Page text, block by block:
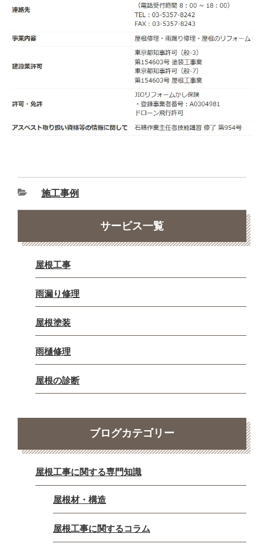
施工事例
サービス一覧
屋根工事
雨漏り修理
屋根塗装
雨樋修理
屋根の診断
ブログカテゴリー
屋根工事に関する専門知識
屋根材・構造
屋根工事に関するコラム